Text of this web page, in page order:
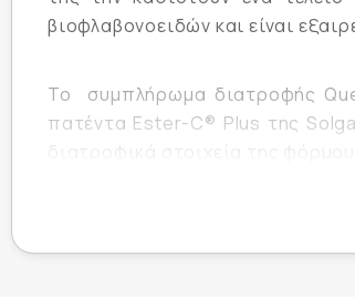
βιοφλαβονοειδών και είναι
Το συμπλήρωμα διατροφής
πατέντα Ester-C® Plus της
διατροφικά στοιχεία της
Το συμπλήρωμα διατροφής